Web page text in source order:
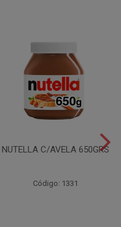
NUTELLA C/AVELA 650GRS
Código: 1331